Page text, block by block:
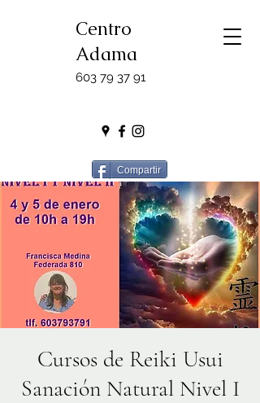
Centro
Adama
603 79 37 91
Compartir
Cursos de Reiki Usui
Sanación Natural Nivel I